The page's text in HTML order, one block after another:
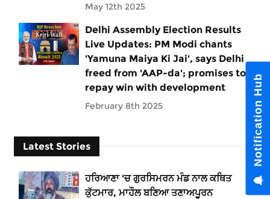
May 12th 2025
Delhi Assembly Election Results
Live Updates: PM Modi chants
'Yamuna Maiya Ki Jai', says Delhi
freed from 'AAP-da'; promises to
repay win with development
February 8th 2025
Latest Stories
ਹਰਿਆਣਾ 'ਚ ਗੁਰਸਿਮਰਨ ਮੰਡ ਨਾਲ ਕਥਿਤ
ਕੁੱਟਮਾਰ, ਮਾਹੌਲ ਬਣਿਆ ਤਣਾਅਪੂਰਨ
Notification Hub